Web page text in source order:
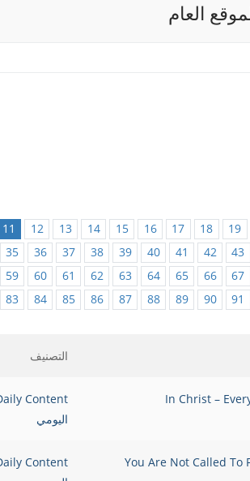
11 12 13 14 15 16 17 18 19
35 36 37 38 39 40 41 42 43
59 60 61 62 63 64 65 66 67
83 84 85 86 87 88 89 90 91
التصنيف
اليومي